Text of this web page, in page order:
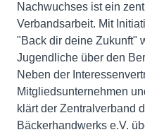
Nachwuchses ist ein
Verbandsarbeit. Mit
"Back dir deine Zukunft"
Jugendliche über den
Neben der
Mitgliedsunternehmen
klärt der Zentralverband
Bäckerhandwerks e.V.